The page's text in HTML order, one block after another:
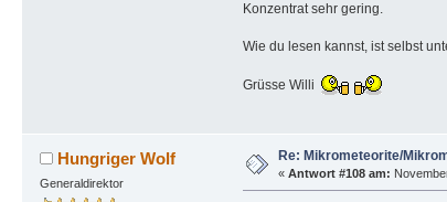
Konzentrat sehr gering.
Wie du lesen kannst, ist selbst
Grüsse Willi
Hungriger Wolf
Generaldirektor
Re: Mikrometeorite/
« Antwort #108 am: